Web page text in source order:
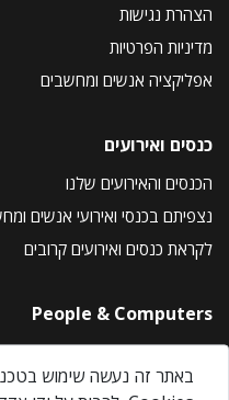
הצהרת נגישות
מדיניות הפרטיות
אפליקציה אנשים ומחשבים
כנסים ואירועים
הכנסים והאירועים שלנו
נצפיתם בכנסי ואירועי אנשים
לקראת כנסים ואירועים קרובים
People & Computers
About Us
Privacy Policy
באתר זה נעשה שימוש